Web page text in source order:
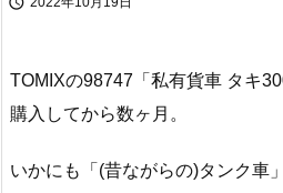
TOMIXの98747「私有貨車 タキ
購入してから数ヶ月。
いかにも「(昔ながらの)タンク車